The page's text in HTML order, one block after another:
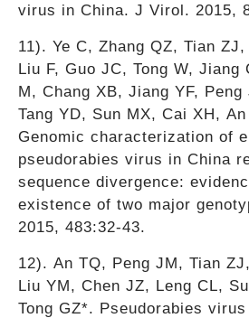
virus in China. J Virol. 2015,
11). Ye C, Zhang QZ, Tian
Liu F, Guo JC, Tong W, Jiang
M, Chang XB, Jiang YF, Peng
Tang YD, Sun MX, Cai XH,
Genomic characterization of
pseudorabies virus in China
sequence divergence:
existence of two major
2015, 483:32-43.
12). An TQ, Peng JM, Tian
Liu YM, Chen JZ, Leng CL,
Tong GZ*. Pseudorabies